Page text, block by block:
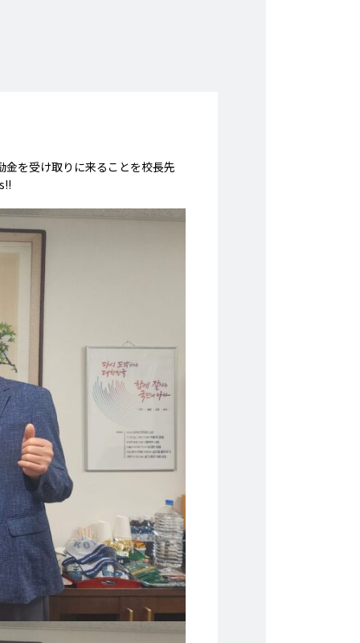
を受け取りに来ることを校長先